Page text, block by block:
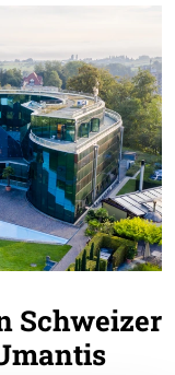
Schweizer